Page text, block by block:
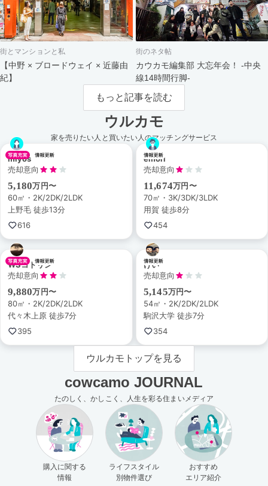
街とマンションと私
【中野 × ブロードウェイ × 近藤由
紀】
街のネタ帖
カウカモ編集部 大忘年会！ -中央
線14時間行脚-
もっと記事を読む
ウルカモ
家を売りたい人と買いたい人のマッチングサービス
miyos
売却意向
5,180万円〜
60㎡・2K/2DK/2LDK
上野毛 徒歩13分
616
emori
売却意向
11,674万円〜
70㎡・3K/3DK/3LDK
用賀 徒歩8分
454
WSコトリン
売却意向
9,880万円〜
80㎡・2K/2DK/2LDK
代々木上原 徒歩7分
395
けい
売却意向
5,145万円〜
54㎡・2K/2DK/2LDK
駒沢大学 徒歩7分
354
ウルカモトップを見る
cowcamo JOURNAL
たのしく、かしこく、人生を彩る住まいメディア
購入に関する
情報
ライフスタイル
別物件選び
おすすめ
エリア紹介